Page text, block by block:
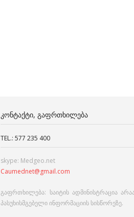
ᲙᲝᲜᲢᲐᲥᲢᲘ, ᲒᲐᲤᲠᲗᲮᲘᲚᲔᲑᲐ
TEL.: 577 235 400
skype: Medgeo.net
Caumednet@gmail.com
გაფრთხილება: საიტის ადმინისტრაცია
პასუხისმგებელი ინფორმაციის სისწორეზე.